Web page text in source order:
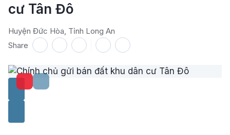
cư Tân Đô
Huyện Đức Hòa, Tỉnh Long An
Share